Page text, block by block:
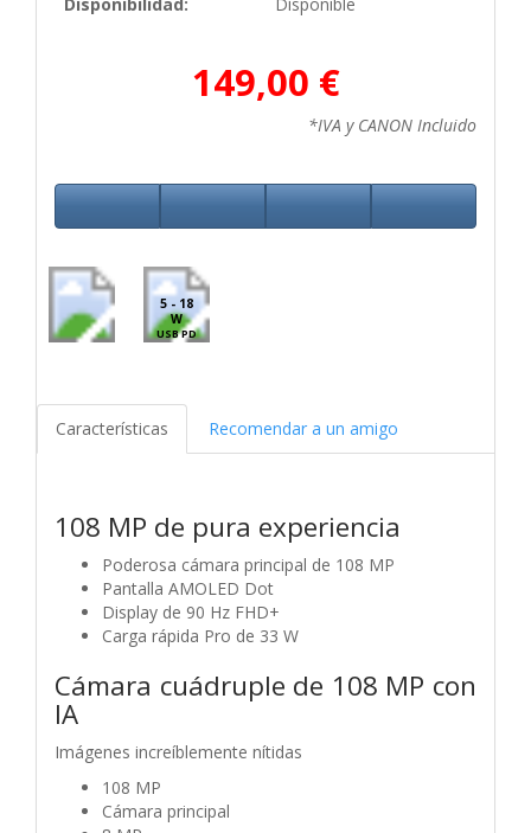
149,00 €
*IVA y CANON Incluido
5 - 18
W
USB PD
Características Recomendar a un amigo
108 MP de pura experiencia
Poderosa cámara principal de 108 MP
Pantalla AMOLED Dot
Display de 90 Hz FHD+
Carga rápida Pro de 33 W
Cámara cuádruple de 108 MP con
IA
Imágenes increíblemente nítidas
108 MP
Cámara principal